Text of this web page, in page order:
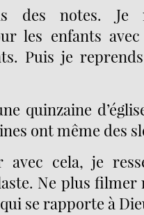
des notes. Je
les enfants
Puis je
quinzaine
ont même des
cela, je
Ne plus filmer
se rapporte à